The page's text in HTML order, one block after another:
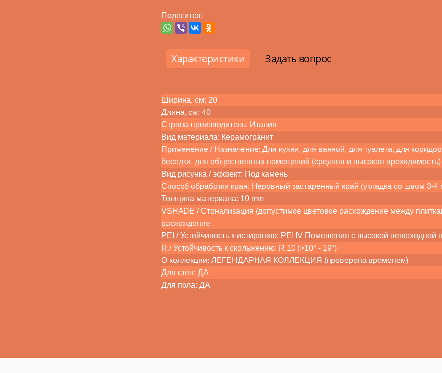
Поделится:
Характеристики Задать вопрос
Ширина, см: 20
Длина, см: 40
Страна-производитель: Италия
Вид материала: Керамогранит
Применение / Назначение: Для кухни, для ванной, для туалета, для
беседки, для общественных помещений (средняя и высокая проходимость)
Вид рисунка / эффект: Под камень
Способ обработки края: Неровный застаренный край (укладка со швом 3-4
Толщина материала: 10 mm
VSHADE / Стонализация (допустимое цветовое расхождение между
расхождение
PEI / Устойчивость к истиранию: PEI IV Помещения с высокой пешеходной
R / Устойчивость к скольжению: R 10 (>10° - 19°)
О коллекции: ЛЕГЕНДАРНАЯ КОЛЛЕКЦИЯ (проверена временем)
Для стен: ДА
Для пола: ДА